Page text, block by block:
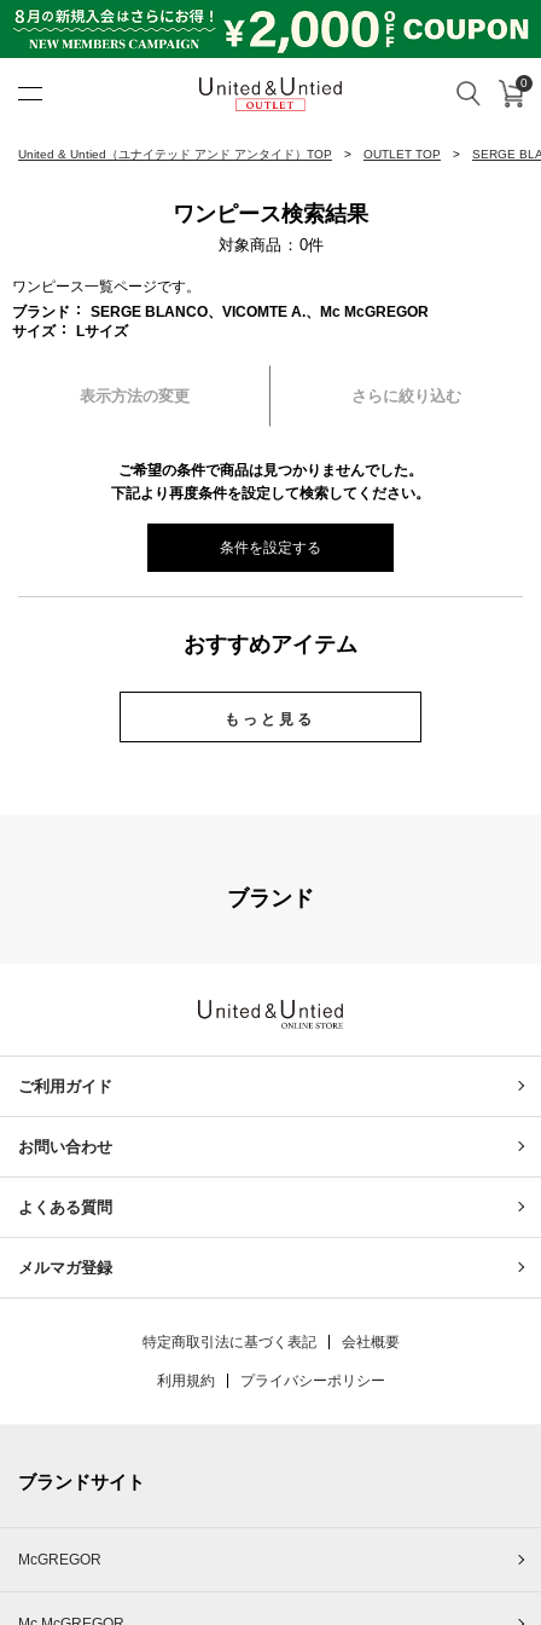
検索 カ
0
United & Untied（ユナイテッド アンド アンタイド）TOP OUTLET TOP SERGE
ワンピース検索結果
対象商品 0件
ワンピース一覧ページです。
ブランド
SERGE BLANCO、VICOMTE A.、Mc McGREGOR
サイズ
Lサイズ
表示方法の変更 さらに絞り込む
ご希望の条件で商品は見つかりませんでした。
下記より再度条件を設定して検索してください。
条件を設定する
おすすめアイテム
もっと見る
ブランド
ご利用ガイド
お問い合わせ
よくある質問
メルマガ登録
特定商取引法に基づく表記 会社概要
利用規約 プライバシーポリシー
ブランドサイト
McGREGOR